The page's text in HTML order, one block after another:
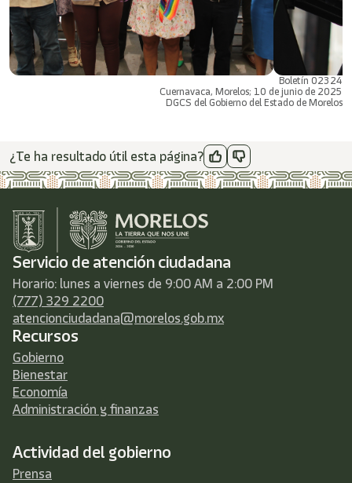
Boletín 02324
Cuernavaca, Morelos; 10 de junio de 2025
DGCS del Gobierno del Estado de Morelos
¿Te ha resultado útil esta página?
Servicio de atención ciudadana
Horario: lunes a viernes de 9:00 AM a 2:00 PM
(777) 329 2200
atencionciudadana@morelos.gob.mx
Recursos
Gobierno
Bienestar
Economía
Administración y finanzas
Actividad del gobierno
Prensa